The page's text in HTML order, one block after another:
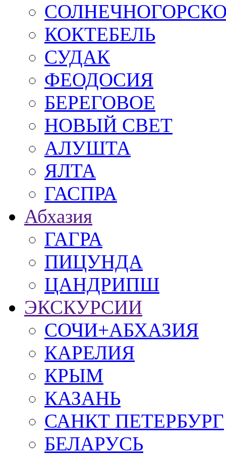
КОКТЕБЕЛЬ
СУДАК
ФЕОДОСИЯ
БЕРЕГОВОЕ
НОВЫЙ СВЕТ
АЛУШТА
ЯЛТА
ГАСПРА
Абхазия
ГАГРА
ПИЦУНДА
ЦАНДРИПШ
ЭКСКУРСИИ
СОЧИ+АБХАЗИЯ
КАРЕЛИЯ
КРЫМ
КАЗАНЬ
САНКТ ПЕТЕРБУРГ
БЕЛАРУСЬ